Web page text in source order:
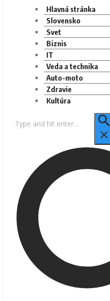
Hlavná stránka
Slovensko
Svet
Biznis
IT
Veda a technika
Auto-moto
Zdravie
Kultúra